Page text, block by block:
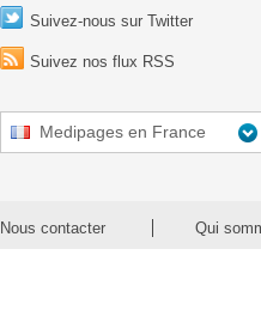
Suivez-nous sur Twitter
Suivez nos flux RSS
Medipages en France
Nous contacter Qui